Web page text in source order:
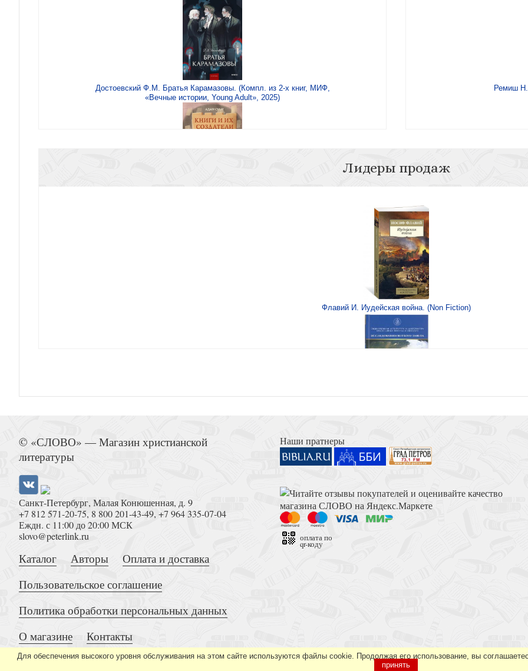
Ремиш Н.
Достоевский Ф.М. Братья Карамазовы. (Компл. из 2-х книг, МИФ,
«Вечные истории, Young Adult», 2025)
Николаева М. Некрополи Петербурга. Адамовы головы, холерные
кладбища и гром-камень
Скандинавская культура смерти. Миф о Рагнарёке, воины Вальхаллы
и башмаки Хель
Лидеры продаж
Флавий И. Иудейская война. (Non Fiction)
Книга Иисуса Навина
Достоевский Ф.М. Сила и правда России (2024)
© «СЛОВО» — Магазин христианской
литературы
Санкт-Петербург, Малая Конюшенная, д. 9
+7 812 571-20-75, 8 800 201-43-49, +7 964 335-07-04
Еждн. с 11:00 до 20:00 МСК
slovo@peterlink.ru
Каталог Авторы
Оплата и доставка
Пользовательское соглашение
Политика обработки персональных данных
О магазине
Контакты
Наши пратнеры
оплата по
qr-коду
Для обеспечения высокого уровня обслуживания на этом сайте используются файлы cookie. Продолжая его использование, вы
принять